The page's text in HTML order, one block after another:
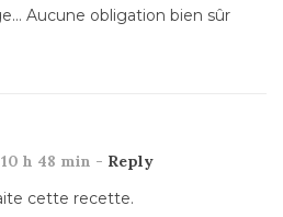
Aucune obligation bien sûr
h 48 min - Reply
cette recette.